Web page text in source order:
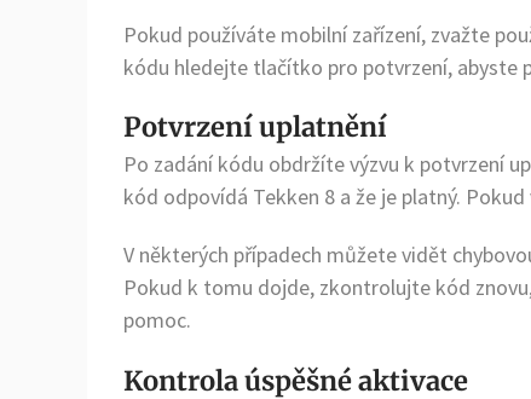
Pokud používáte mobilní zařízení, zvažte
kódu hledejte tlačítko pro potvrzení, abyste
Potvrzení uplatnění
Po zadání kódu obdržíte výzvu k potvrzení
kód odpovídá Tekken 8 a že je platný.
V některých případech můžete vidět
Pokud k tomu dojde, zkontrolujte kód
pomoc.
Kontrola úspěšné aktivace